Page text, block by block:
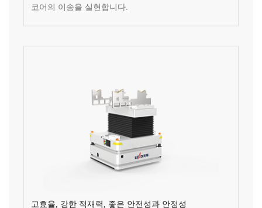
코어의 이송을 실현합니다.
고효율, 강한 적재력, 좋은 안전성과 안정성